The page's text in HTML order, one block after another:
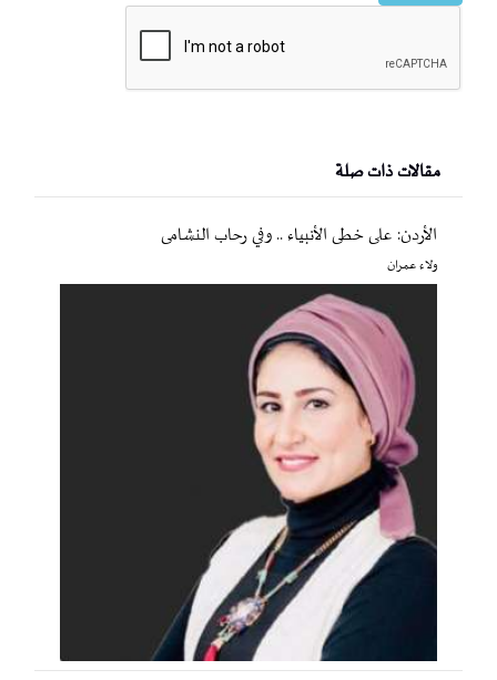
مقالات ذات صلة
الأردن: على خطى الأنبياء .. وفي رحاب النشامى
ولاء عمران